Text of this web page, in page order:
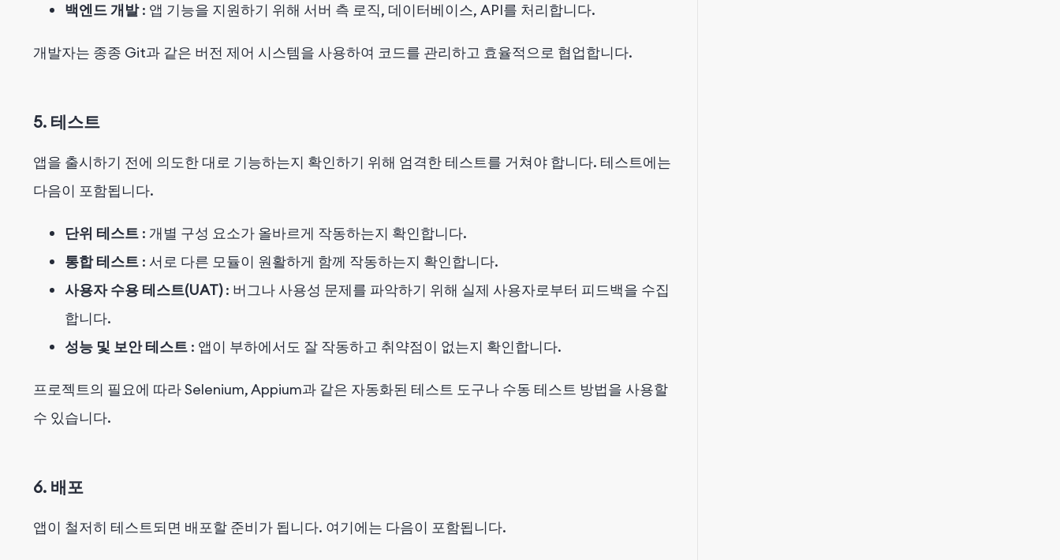
백엔드 개발 : 앱 기능을 지원하기 위해 서버 측 로직, 데이터베이스, API를 처리합니다.
개발자는 종종 Git과 같은 버전 제어 시스템을 사용하여 코드를 관리하고 효율적으로 협업합니다.
5. 테스트
앱을 출시하기 전에 의도한 대로 기능하는지 확인하기 위해 엄격한 테스트를 거쳐야 합니다. 테스트에는
다음이 포함됩니다.
단위 테스트 : 개별 구성 요소가 올바르게 작동하는지 확인합니다.
통합 테스트 : 서로 다른 모듈이 원활하게 함께 작동하는지 확인합니다.
사용자 수용 테스트(UAT) : 버그나 사용성 문제를 파악하기 위해 실제 사용자로부터 피드백을 수집
합니다.
성능 및 보안 테스트 : 앱이 부하에서도 잘 작동하고 취약점이 없는지 확인합니다.
프로젝트의 필요에 따라 Selenium, Appium과 같은 자동화된 테스트 도구나 수동 테스트 방법을 사용할
수 있습니다.
6. 배포
앱이 철저히 테스트되면 배포할 준비가 됩니다. 여기에는 다음이 포함됩니다.